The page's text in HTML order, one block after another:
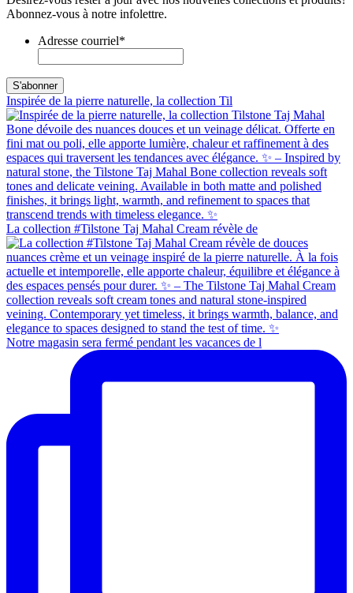
Abonnez-vous à notre infolettre.
Adresse courriel*
Inspirée de la pierre naturelle, la collection Til
La collection #Tilstone Taj Mahal Cream révèle de
Notre magasin sera fermé pendant les vacances de l